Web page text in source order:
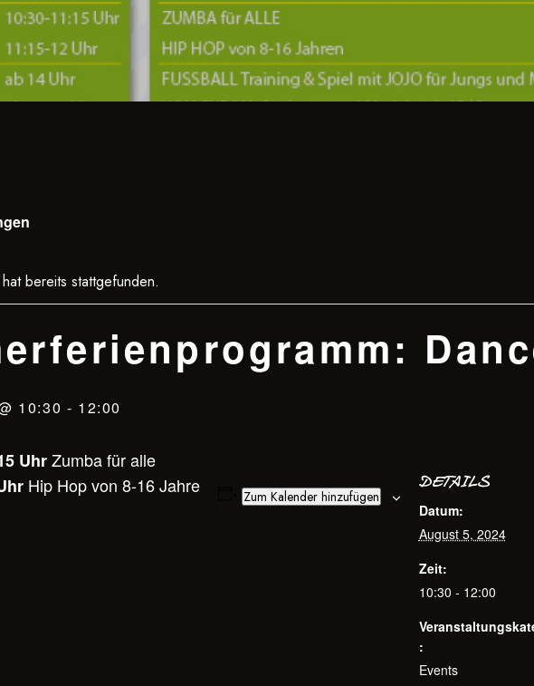
bereits stattgefunden.
10:30 - 12:00
UhrZumba für alle
Hip Hop von 8-16 Jahre Zum Kalender hinzufügen
DETAILS
Datum:
August 5, 2024
Zeit:
10:30 - 12:00
:
Events